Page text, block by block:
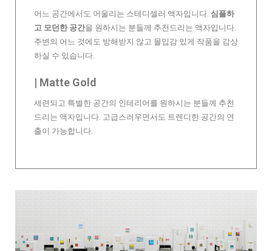
어느 공간에서도 어울리는 스테디셀러 액자입니다. 심플하
고 모던한 공간을 원하시는 분들께 추천드리는 액자입니다.
주변의 어느 것에도 방해받지 않고 몰입감 있게 작품을 감상
하실 수 있습니다.
| Matte Gold
세련되고 특별한 공간의 인테리어를 원하시는 분들께 추천
드리는 액자입니다. 고급스러우면서도 트렌디한 공간의 연
출이 가능합니다.